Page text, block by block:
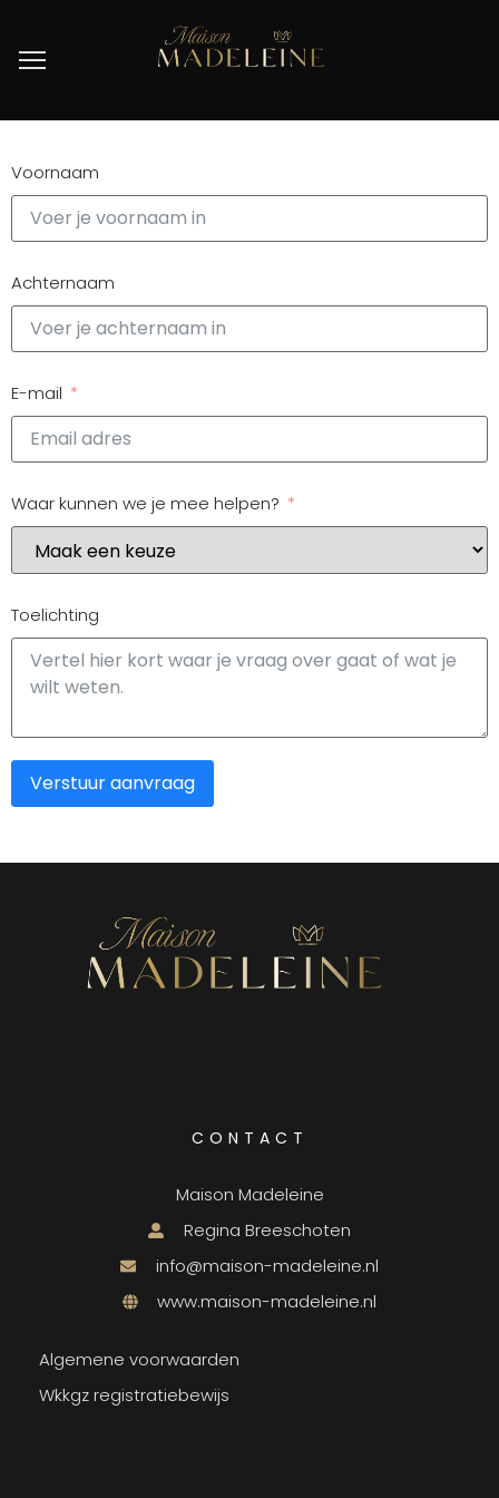
Voornaam
Achternaam
E-mail
Waar kunnen we je mee helpen?
Toelichting
Verstuur aanvraag
CONTACT
Maison Madeleine
Regina Breeschoten
info@maison-madeleine.nl
www.maison-madeleine.nl
Algemene voorwaarden
Wkkgz registratiebewijs